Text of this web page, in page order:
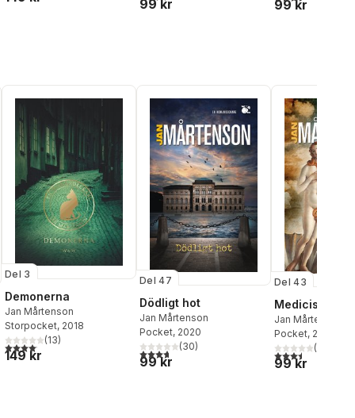
99 kr 99 kr
röster:
Del 3
Demonerna
Jan Mårtenson
Storpocket, 2018
4,1utav 5 stjärnor. Totalt antal röster:
(13)
149 kr
Del 47
Dödligt hot
Jan Mårtenson
Pocket, 2020
3,7utav 5 stjärnor. Totalt antal röster:
(30)
99 kr
Del 43
Medicis ring
Jan Mårtenson
Pocket, 2016
3,5utav 5(
99 kr